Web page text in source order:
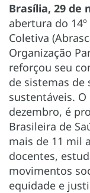
Brasília, 29 de
abertura do
Coletiva
Organização
reforçou seu
de sistemas de
sustentáveis.
dezembro, é
Brasileira de
mais de 11 mil
docentes,
movimentos
equidade e